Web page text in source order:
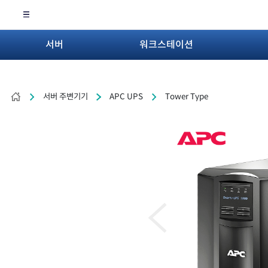
서버 워크스테이션
서버 주변기기 APC UPS Tower Type